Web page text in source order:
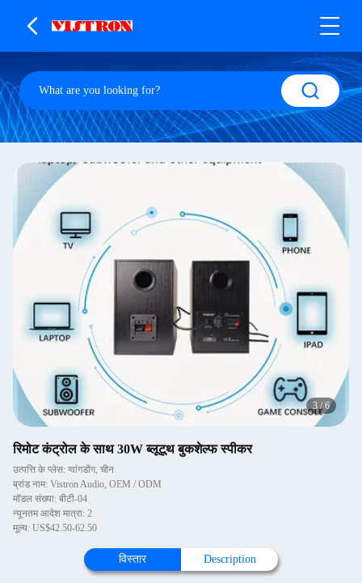
3 /6
रिमोट कंट्रोल के साथ 30W ब्लूटूथ बुकशेल्फ स्पीकर
उत्पत्ति के प्लेस: ग्वांगडोंग, चीन
ब्रांड नाम: Vistron Audio, OEM / ODM
मॉडल संख्या: बीटी-04
न्यूनतम आदेश मात्रा: 2
मूल्य: US$42.50-62.50
विस्तार Description